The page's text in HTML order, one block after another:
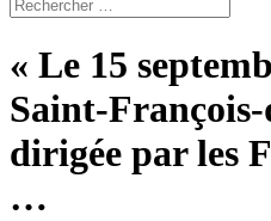
« Le 15
Saint-François-
dirigée par les
…